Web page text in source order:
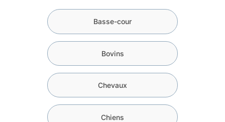
Basse-cour
Bovins
Chevaux
Chiens